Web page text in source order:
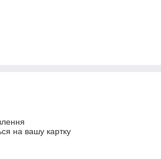
на вашу картку